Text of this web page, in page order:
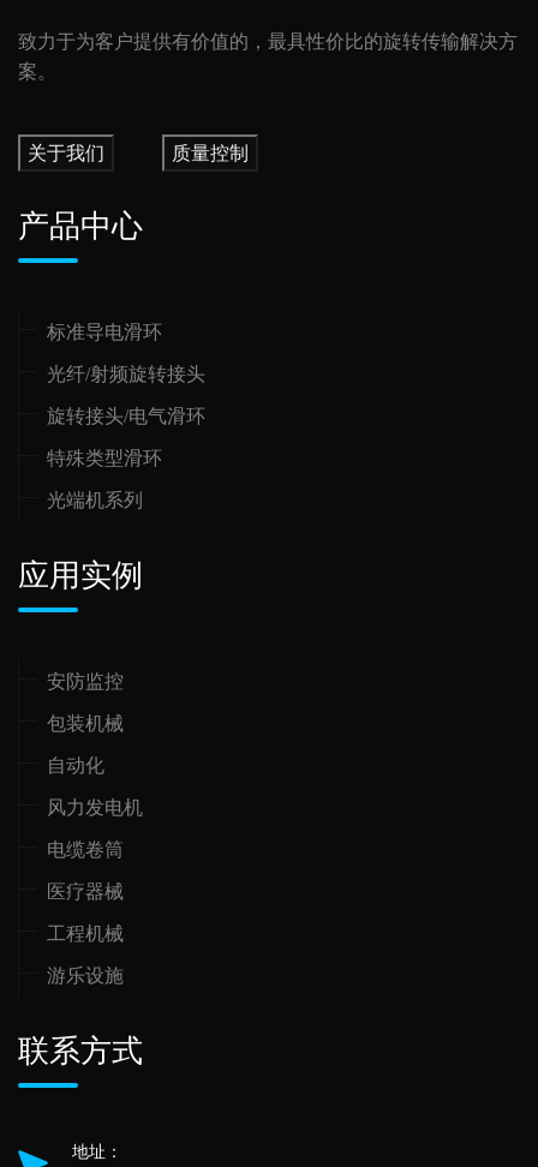
致力于为客户提供有价值的，最具性价比的旋转传输解决方
案。
关于我们 质量控制
产品中心
标准导电滑环
光纤/射频旋转接头
旋转接头/电气滑环
特殊类型滑环
光端机系列
应用实例
安防监控
包装机械
自动化
风力发电机
电缆卷筒
医疗器械
工程机械
游乐设施
联系方式
地址：